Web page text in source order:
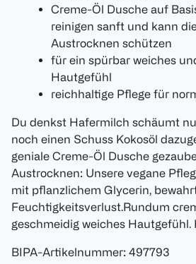
Creme-Öl Dusche auf
reinigen sanft und kann
Austrocknen schützen
für ein spürbar weiches
Hautgefühl
reichhaltige Pflege für
Du denkst Hafermilch schäumt
noch einen Schuss Kokosöl
geniale Creme-Öl Dusche
Austrocknen: Unsere vegane
mit pflanzlichem Glycerin,
Feuchtigkeitsverlust.Rundum
geschmeidig weiches
BIPA-Artikelnummer: 497793